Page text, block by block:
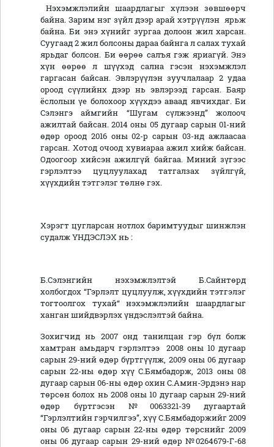
Нэхэмжлэлийн шаардлагыг хүлээн зөвшөөрч
байна. Зарим нэг зүйл дээр арай хэтрүүлэн ярьж
байна. Би энэ хүнийг зургаа долоон жил харсан.
Суугаад 2 жил болсоны дараа байнга л салах тухай
ярьдаг болсон. Би өөрөө салъя гэж яриагүй. Энэ
хүн өөрөө л шүүхэд сална гэсэн нэхэмжлэл
гаргасан байсан. Эвлэрүүлэн зуучлалаар 2 удаа
ороод сүүлийнх дээр нь эвлэрээд гарсан. Баяр
ёслолын үе болохоор хүүхдээ аваад явчихдаг. Би
Сэлэнгэ аймгийн “Шугам сүлжээнд” жолооч
ажилтай байсан. 2014 оны 05 дугаар сарын 01-ний
өдөр ороод 2016 оны 02-р сарын 03-нд ажлаасаа
гарсан. Хотод очоод хувиараа ажил хийж байсан.
Одоогоор хийсэн ажилгүй байгаа. Миний зүгээс
гэрлэлтээ цуцлуулахад татгалзах зүйлгүй,
хүүхдийн тэтгэлэг төлнө гэх.
Хэрэгт цугларсан нотлох баримтуудыг шинжлэн
судалж ҮНДЭСЛЭХ нь :
Б.Сэлэнгийн нэхэмжлэлтэй Б.Сайнтөрд
холбогдох “Гэрлэлт цуцлуулж, хүүхдийн тэтгэлэг
тогтоолгох тухай“ нэхэмжлэлийн шаардлагыг
ханган шийдвэрлэх үндэслэлтэй байна.
Зохигчид нь 2007 онд танилцан гэр бүл болж
хамтран амьдарч гэрлэлтээ 2008 оны 10 дугаар
сарын 29-ний өдөр бүртгүүлж, 2009 оны 06 дугаар
сарын 22-ны өдөр хүү С.Бямбадорж, 2013 оны 08
дугаар сарын 06-ны өдөр охин С.Амин-Эрдэнэ нар
төрсөн болох нь 2008 оны 10 дугаар сарын 29-ний
өдөр бүртгэсэн №0063321-39 дугаартай
“Гэрлэлтийн гэрчилгээ”, хүү С.Бямбадоржийг 2009
оны 06 дугаар сарын 22-ны өдөр төрснийг 2009
оны 06 дугаар сарын 29-ний өдөр №0264679-Г-68